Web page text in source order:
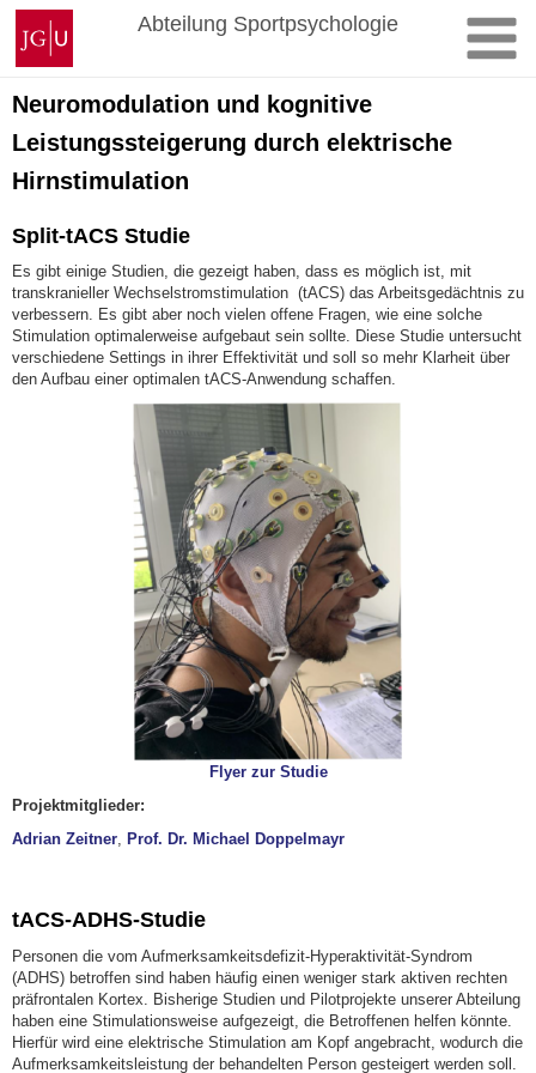
Zum
Inhalt
springen
Johannes
Gutenberg-
Universität
Mainz
Abteilung Sportpsychologie
Neuromodulation und kognitive
Leistungssteigerung durch elektrische
Hirnstimulation
Split-tACS Studie
Es gibt einige Studien, die gezeigt haben, dass es möglich ist, mit
transkranieller Wechselstromstimulation (tACS) das Arbeitsgedächtnis zu
verbessern. Es gibt aber noch vielen offene Fragen, wie eine solche
Stimulation optimalerweise aufgebaut sein sollte. Diese Studie untersucht
verschiedene Settings in ihrer Effektivität und soll so mehr Klarheit über
den Aufbau einer optimalen tACS-Anwendung schaffen.
Flyer zur Studie
Projektmitglieder:
Adrian Zeitner, Prof. Dr. Michael Doppelmayr
tACS-ADHS-Studie
Personen die vom Aufmerksamkeitsdefizit-Hyperaktivität-Syndrom
(ADHS) betroffen sind haben häufig einen weniger stark aktiven rechten
präfrontalen Kortex. Bisherige Studien und Pilotprojekte unserer Abteilung
haben eine Stimulationsweise aufgezeigt, die Betroffenen helfen könnte.
Hierfür wird eine elektrische Stimulation am Kopf angebracht, wodurch die
Aufmerksamkeitsleistung der behandelten Person gesteigert werden soll.